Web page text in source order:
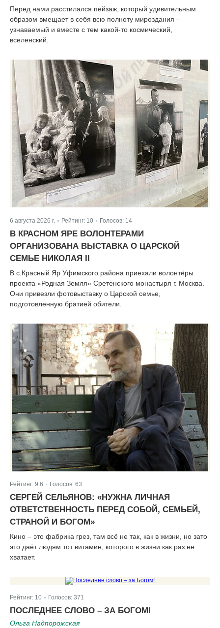
Перед нами расстилался пейзаж, который удивительным
образом вмещает в себя всю полноту мироздания –
узнаваемый и вместе с тем какой-то космический,
вселенский.
6 августа 2026 г. | Рейтинг: 10 Голосов: 14
В КРАСНОМ ЯРЕ ВОЛОНТЕРАМИ
ОРГАНИЗОВАНА ВЫСТАВКА О ЦАРСКОЙ
СЕМЬЕ НИКОЛАЯ II
В с.Красный Яр Уфимского района приехали волонтёры
проекта «Родная Земля» Сретенского монастыря г. Москва.
Они привезли фотовыставку о Царской семье,
подготовленную братией обители.
Рейтинг: 9.6 Голосов: 63
СЕРГЕЙ СЕЛЬЯНОВ: «НУЖНА ЛИЧНАЯ
ОТВЕТСТВЕННОСТЬ ПЕРЕД СОБОЙ, СЕМЬЕЙ,
СТРАНОЙ И БОГОМ»
Кино – это фабрика грез, там всё не так, как в жизни, но зато
это даёт людям тот витамин, которого в жизни как раз не
хватает.
Рейтинг: 10 Голосов: 371
ПОСЛЕДНЕЕ СЛОВО – ЗА БОГОМ!
Ольга Надпорожская